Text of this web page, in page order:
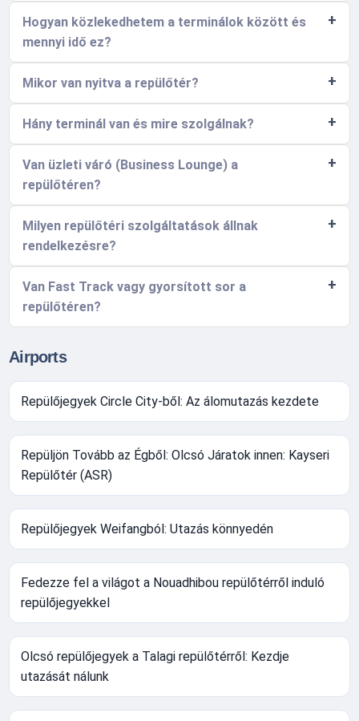
Hogyan közlekedhetem a terminálok között és
mennyi idő ez?
Mikor van nyitva a repülőtér?
Hány terminál van és mire szolgálnak?
Van üzleti váró (Business Lounge) a
repülőtéren?
Milyen repülőtéri szolgáltatások állnak
rendelkezésre?
Van Fast Track vagy gyorsított sor a
repülőtéren?
Airports
Repülőjegyek Circle City-ből: Az álomutazás kezdete
Repüljön Tovább az Égből: Olcsó Járatok innen: Kayseri
Repülőtér (ASR)
Repülőjegyek Weifangból: Utazás könnyedén
Fedezze fel a világot a Nouadhibou repülőtérről induló
repülőjegyekkel
Olcsó repülőjegyek a Talagi repülőtérről: Kezdje
utazását nálunk